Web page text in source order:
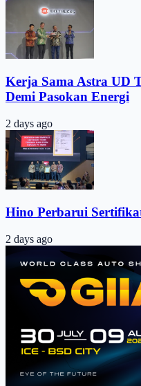
Kerja Sama Astra UD
Demi Pasokan Energi
2 days ago
Hino Perbarui
2 days ago